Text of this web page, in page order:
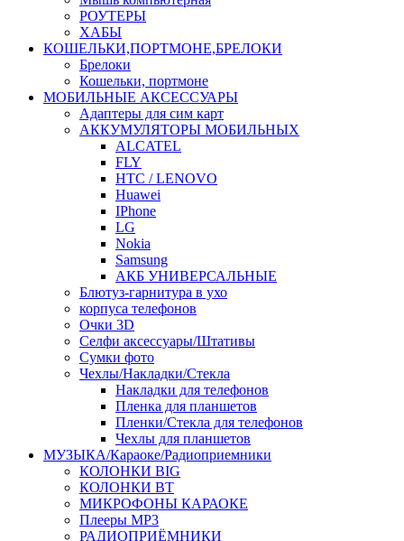
РОУТЕРЫ
ХАБЫ
КОШЕЛЬКИ,ПОРТМОНЕ,БРЕЛОКИ
Брелоки
Кошельки, портмоне
МОБИЛЬНЫЕ АКСЕССУАРЫ
Адаптеры для сим карт
АККУМУЛЯТОРЫ МОБИЛЬНЫХ
ALCATEL
FLY
HTC / LENOVO
Huawei
IPhone
LG
Nokia
Samsung
АКБ УНИВЕРСАЛЬНЫЕ
Блютуз-гарнитура в ухо
корпуса телефонов
Очки 3D
Селфи аксессуары/Штативы
Сумки фото
Чехлы/Накладки/Стекла
Накладки для телефонов
Пленка для планшетов
Пленки/Стекла для телефонов
Чехлы для планшетов
МУЗЫКА/Караоке/Радиоприемники
КОЛОНКИ BIG
КОЛОНКИ BT
МИКРОФОНЫ КАРАОКЕ
Плееры MP3
РАДИОПРИЁМНИКИ